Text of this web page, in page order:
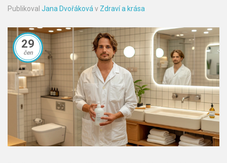
Publikoval Jana Dvořáková v Zdraví a krása
29
čen